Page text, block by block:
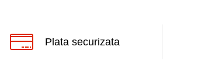
Plata securizata